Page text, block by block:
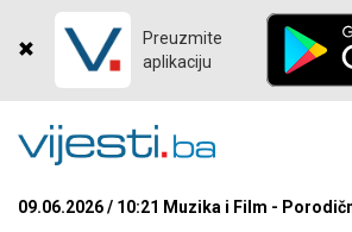
Preuzmite
aplikaciju
09.06.2026 / 10:21 Muzika i Film -